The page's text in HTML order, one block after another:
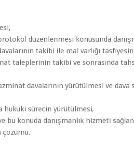
düzenlenmesi konusunda
takibi ile mal varlığı
taleplerinin takibi ve sonrasında
davalarının yürütülmesi ve dava
hukuki sürecin yürütülmesi,
bu konuda danışmanlık hizmeti
çözümü.